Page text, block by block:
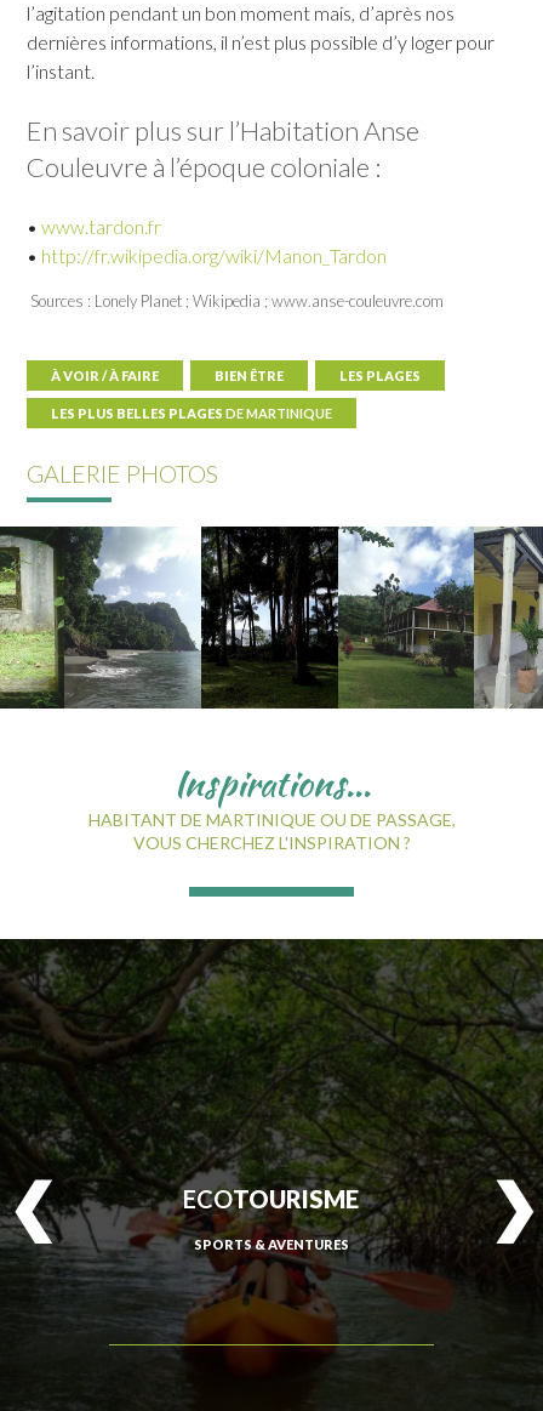
l’agitation pendant un bon moment mais, d’après nos
dernières informations, il n’est plus possible d’y loger pour
l’instant.
En savoir plus sur l’Habitation Anse
Couleuvre à l’époque coloniale :
•www.tardon.fr
• http://fr.wikipedia.org/wiki/Manon_Tardon
Sources : Lonely Planet ; Wikipedia ; www.anse-couleuvre.com
À VOIR / À FAIRE BIEN ÊTRE LES PLAGES
LES PLUS BELLES PLAGESDE MARTINIQUE
GALERIE PHOTOS
Inspirations...
HABITANT DE MARTINIQUE OU DE PASSAGE,
VOUS CHERCHEZ L'INSPIRATION ?
ECOTOURISME
SPORTS & AVENTURES